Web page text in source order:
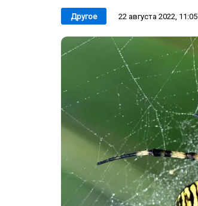
Другое 22 августа 2022, 11:05